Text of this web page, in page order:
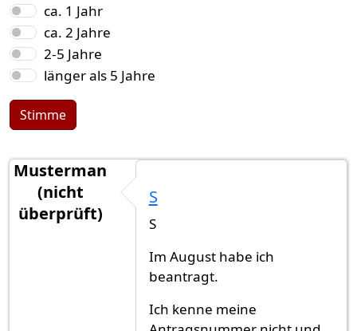
ca. 1 Jahr
ca. 2 Jahre
2-5 Jahre
länger als 5 Jahre
Stimme
Musterman
(nicht
überprüft)
S
S
Im August habe ich
beantragt.
Ich kenne meine